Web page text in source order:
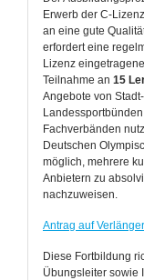
Erwerb der C-
an eine gute
erfordert eine
Lizenz
Teilnahme an 15
Angebote von
Fachverbänden
Deutschen
möglich, mehrere
Anbietern zu
nachzuweisen.
Antrag auf
Diese Fortbildung
Übungsleiter sowie